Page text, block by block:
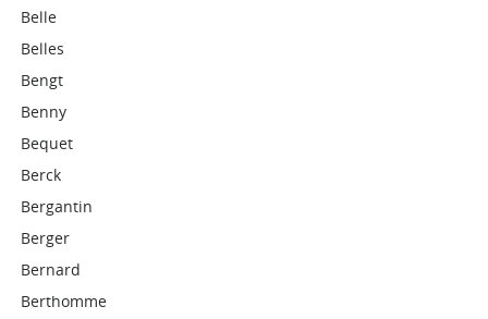
Belle
Belles
Bengt
Benny
Bequet
Berck
Bergantin
Berger
Bernard
Berthomme